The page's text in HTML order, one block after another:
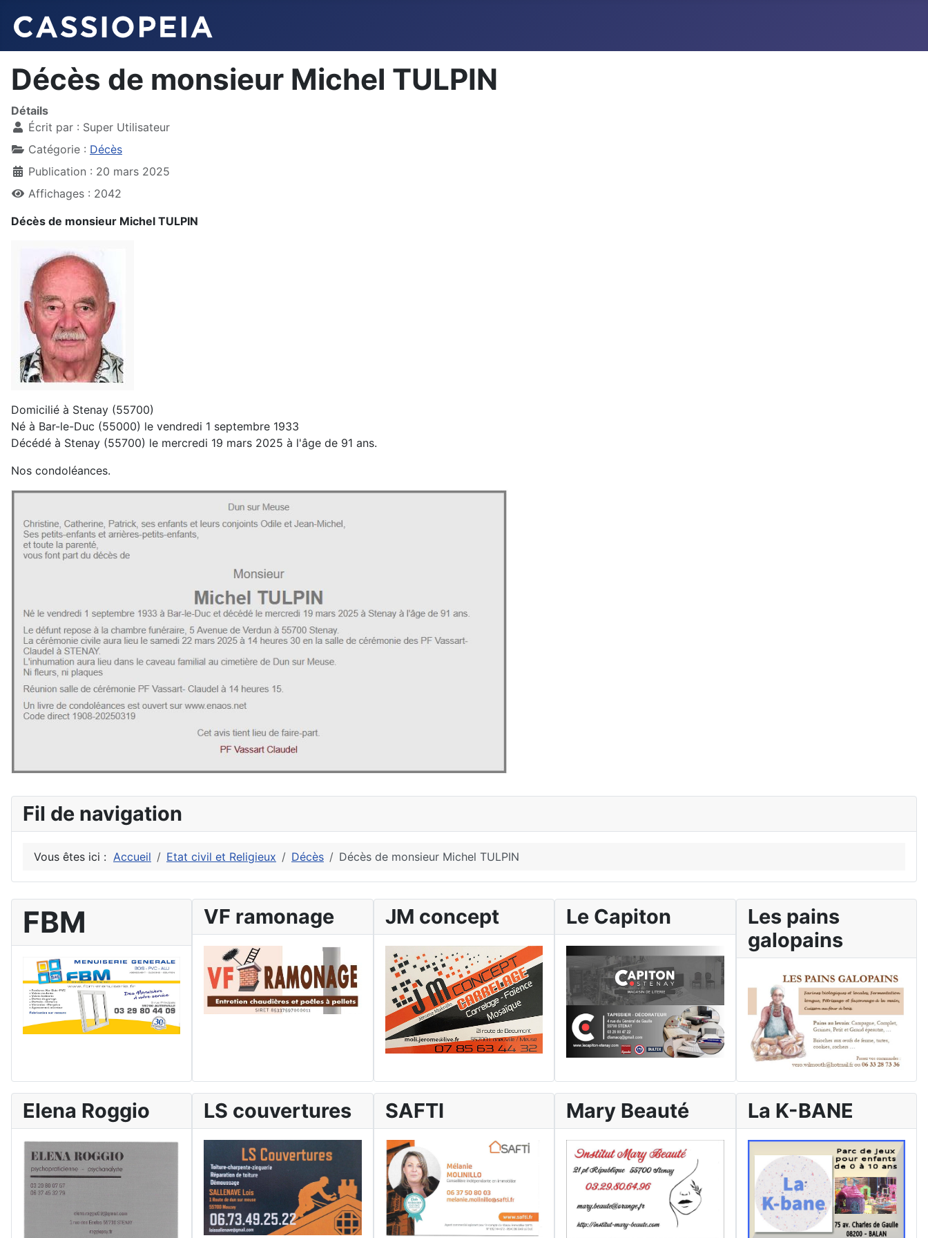
Fil de navigation
Vous êtes ici : Accueil Etat civil et Religieux Décès Décès de monsieur Michel TULPIN
Décès de monsieur Michel TULPIN
Détails
Écrit par : Super Utilisateur
Catégorie : Décès
Publication : 20 mars 2025
Affichages : 2042
Décès de monsieur Michel TULPIN
Domicilié à Stenay (55700)
Né à Bar-le-Duc (55000) le vendredi 1 septembre 1933
Décédé à Stenay (55700) le mercredi 19 mars 2025 à l'âge de 91 ans.
Nos condoléances.
FBM VF ramonage JM concept Le Capiton
Les pains
galopains
Elena Roggio LS couvertures SAFTI Mary Beauté La K-BANE